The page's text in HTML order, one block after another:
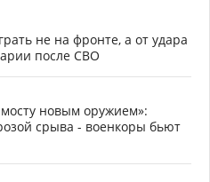
не на фронте, а от удара
после СВО
новым оружием»:
срыва - военкоры бьют